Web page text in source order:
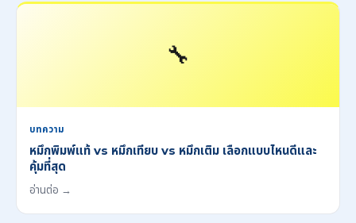
🔧
บทความ
หมึกพิมพ์แท้ vs หมึกเทียบ vs หมึกเติม เลือกแบบไหนดีและ
คุ้มที่สุด
อ่านต่อ →